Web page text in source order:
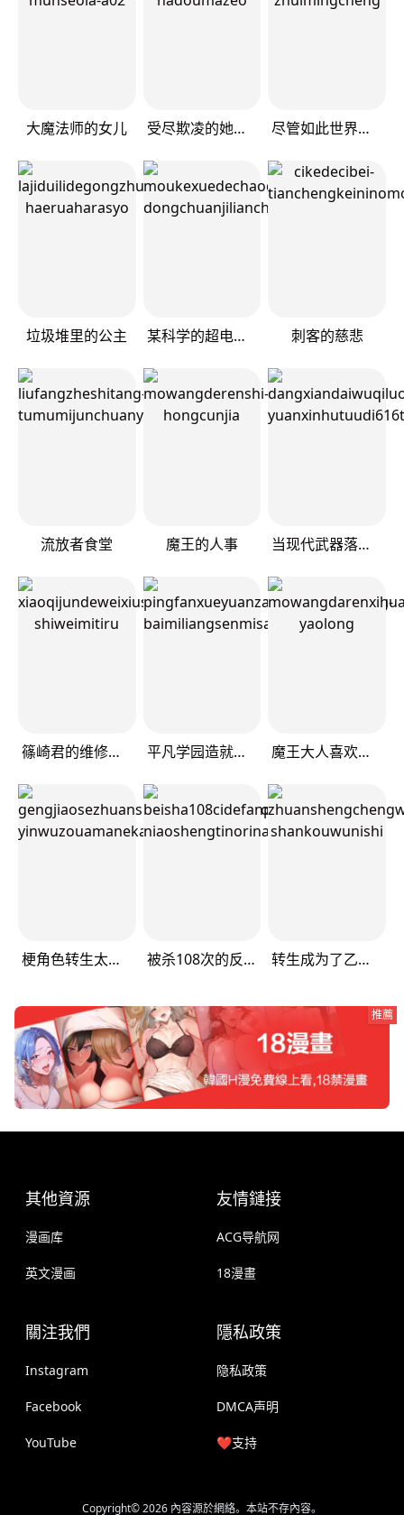
大魔法师的女儿 受尽欺凌的她被推落毒沼转生成为最强毒蛇的故事 尽管如此世界依然美丽
垃圾堆里的公主 某科学的超电磁炮 刺客的慈悲
流放者食堂 魔王的人事 当现代武器落入无论如何都不想败落的恶役大小姐手里时便是这副模样
篠崎君的维修事情 平凡学园造就世界最强 魔王大人喜欢我做的芭菲
梗角色转生太过头了！ 被杀108次的反派大小姐 转生成为了乙女游戏里满是死亡flag的恶役千金——走投无路！破灭前夕篇
推薦
其他資源
漫画库
英文漫画
友情鏈接
ACG导航网
18漫畫
關注我們
Instagram
Facebook
YouTube
隱私政策
隐私政策
DMCA声明
❤️支持
Copyright© 2026 內容源於網絡。本站不存內容。